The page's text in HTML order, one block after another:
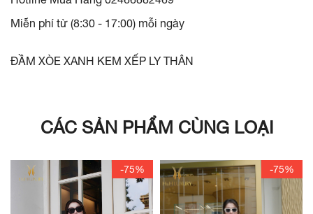
Miễn phí từ (8:30 - 17:00) mỗi ngày
ĐẦM XÒE XANH KEM XẾP LY THÂN
CÁC SẢN PHẨM CÙNG LOẠI
-75% -75%